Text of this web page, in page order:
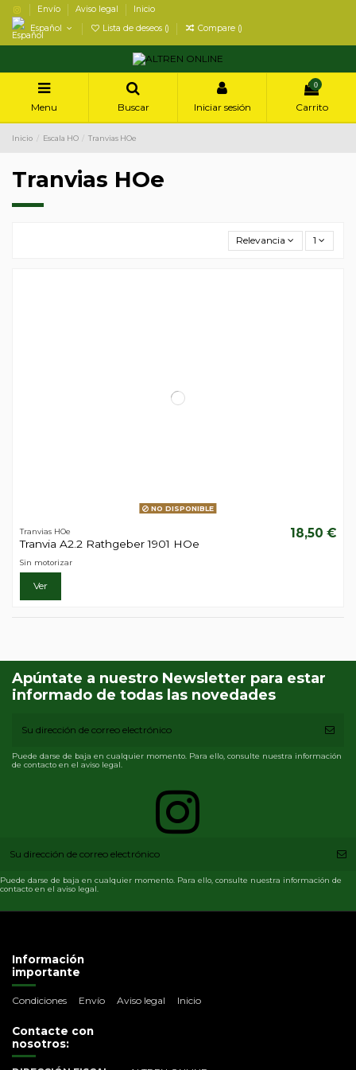
Envío Aviso legal
Inicio
Español
Lista de deseos () Compare ()
Menu Buscar Iniciar sesión
0
Carrito
Inicio Escala HO Tranvias HOe
Tranvias HOe
Relevancia 1
NO DISPONIBLE
Tranvias HOe
Tranvia A2.2 Rathgeber 1901 HOe
18,50 €
Sin motorizar
Ver
Apúntate a nuestro Newsletter para estar
informado de todas las novedades
Puede darse de baja en cualquier momento. Para ello, consulte nuestra información
de contacto en el aviso legal.
Puede darse de baja en cualquier momento. Para ello, consulte nuestra información de
contacto en el aviso legal.
Información
importante
Condiciones Envío Aviso legal Inicio
Contacte con
nosotros: